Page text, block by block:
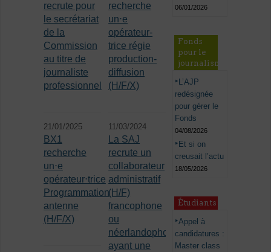
recrute pour
le secrétariat
de la
Commission
au titre de
journaliste
professionnel
recherche
un⋅e
opérateur-
trice régie
production-
diffusion
(H/F/X)
21/01/2025
BX1
recherche
un⋅e
opérateur⋅trice
Programmation
antenne
(H/F/X)
11/03/2024
La SAJ
recrute un
collaborateur
administratif
(H/F)
francophone
ou
néerlandophone
ayant une
06/01/2026
Fonds
pour le
journalisme
L’AJP
redésignée
pour gérer le
Fonds
04/08/2026
Et si on
creusait l’actu
18/05/2026
Étudiants
Appel à
candidatures :
Master class